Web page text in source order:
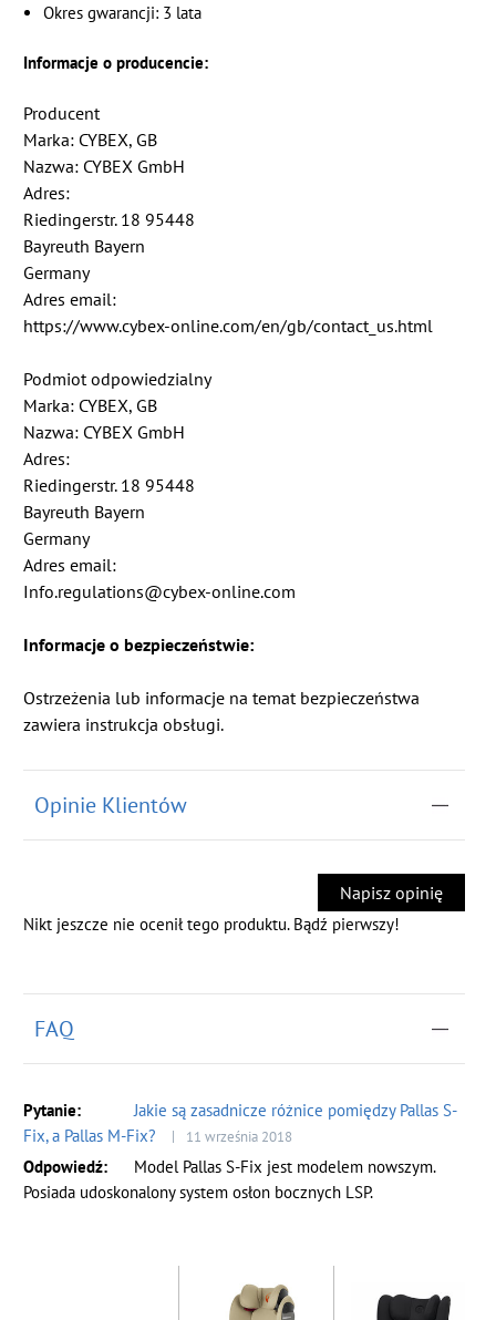
Okres gwarancji: 3 lata
Informacje o producencie:
Producent
Marka: CYBEX, GB
Nazwa: CYBEX GmbH
Adres:
Riedingerstr. 18 95448
Bayreuth Bayern
Germany
Adres email:
https://www.cybex-online.com/en/gb/contact_us.html
Podmiot odpowiedzialny
Marka: CYBEX, GB
Nazwa: CYBEX GmbH
Adres:
Riedingerstr. 18 95448
Bayreuth Bayern
Germany
Adres email:
Info.regulations@cybex-online.com
Informacje o bezpieczeństwie:
Ostrzeżenia lub informacje na temat bezpieczeństwa
zawiera instrukcja obsługi.
Opinie Klientów
Napisz opinię
Nikt jeszcze nie ocenił tego produktu. Bądź pierwszy!
FAQ
Jakie są zasadnicze różnice pomiędzy Pallas S-
Fix, a Pallas M-Fix?
11 września 2018
Model Pallas S-Fix jest modelem nowszym.
Posiada udoskonalony system osłon bocznych LSP.